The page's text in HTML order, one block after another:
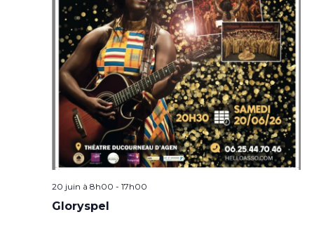
20 juin à 8h00 - 17h00
Gloryspel